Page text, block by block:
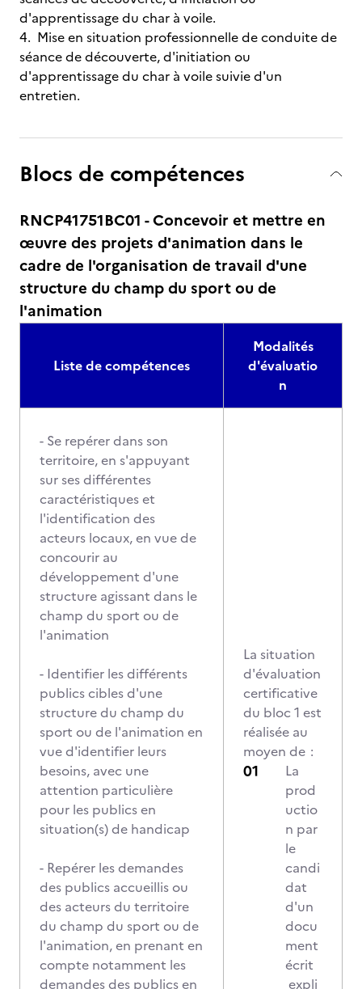
d'apprentissage du char à voile.
4. Mise en situation professionnelle de conduite de
séance de découverte, d'initiation ou
d'apprentissage du char à voile suivie d'un
entretien.
Blocs de compétences
RNCP41751BC01 - Concevoir et mettre en
œuvre des projets d'animation dans le
cadre de l'organisation de travail d'une
structure du champ du sport ou de
l'animation
Liste de compétences
Modalités
d'évaluatio
n
- Se repérer dans son
territoire, en s'appuyant
sur ses différentes
caractéristiques et
l'identification des
acteurs locaux, en vue de
concourir au
développement d'une
structure agissant dans le
champ du sport ou de
l'animation
- Identifier les différents
publics cibles d'une
structure du champ du
sport ou de l'animation en
vue d'identifier leurs
besoins, avec une
attention particulière
pour les publics en
situation(s) de handicap
- Repérer les demandes
des publics accueillis ou
des acteurs du territoire
du champ du sport ou de
l'animation, en prenant en
compte notamment les
demandes des publics en
La situation
d'évaluation
certificative
du bloc 1 est
réalisée au
moyen de :
La
prod
uctio
n par
le
candi
dat
d'un
docu
ment
écrit
expli